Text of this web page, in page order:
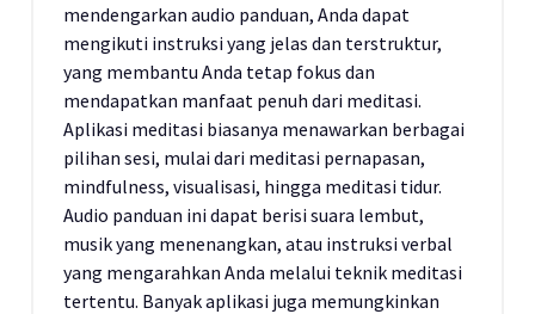
mendengarkan audio panduan, Anda dapat
mengikuti instruksi yang jelas dan terstruktur,
yang membantu Anda tetap fokus dan
mendapatkan manfaat penuh dari meditasi.
Aplikasi meditasi biasanya menawarkan berbagai
pilihan sesi, mulai dari meditasi pernapasan,
mindfulness, visualisasi, hingga meditasi tidur.
Audio panduan ini dapat berisi suara lembut,
musik yang menenangkan, atau instruksi verbal
yang mengarahkan Anda melalui teknik meditasi
tertentu. Banyak aplikasi juga memungkinkan